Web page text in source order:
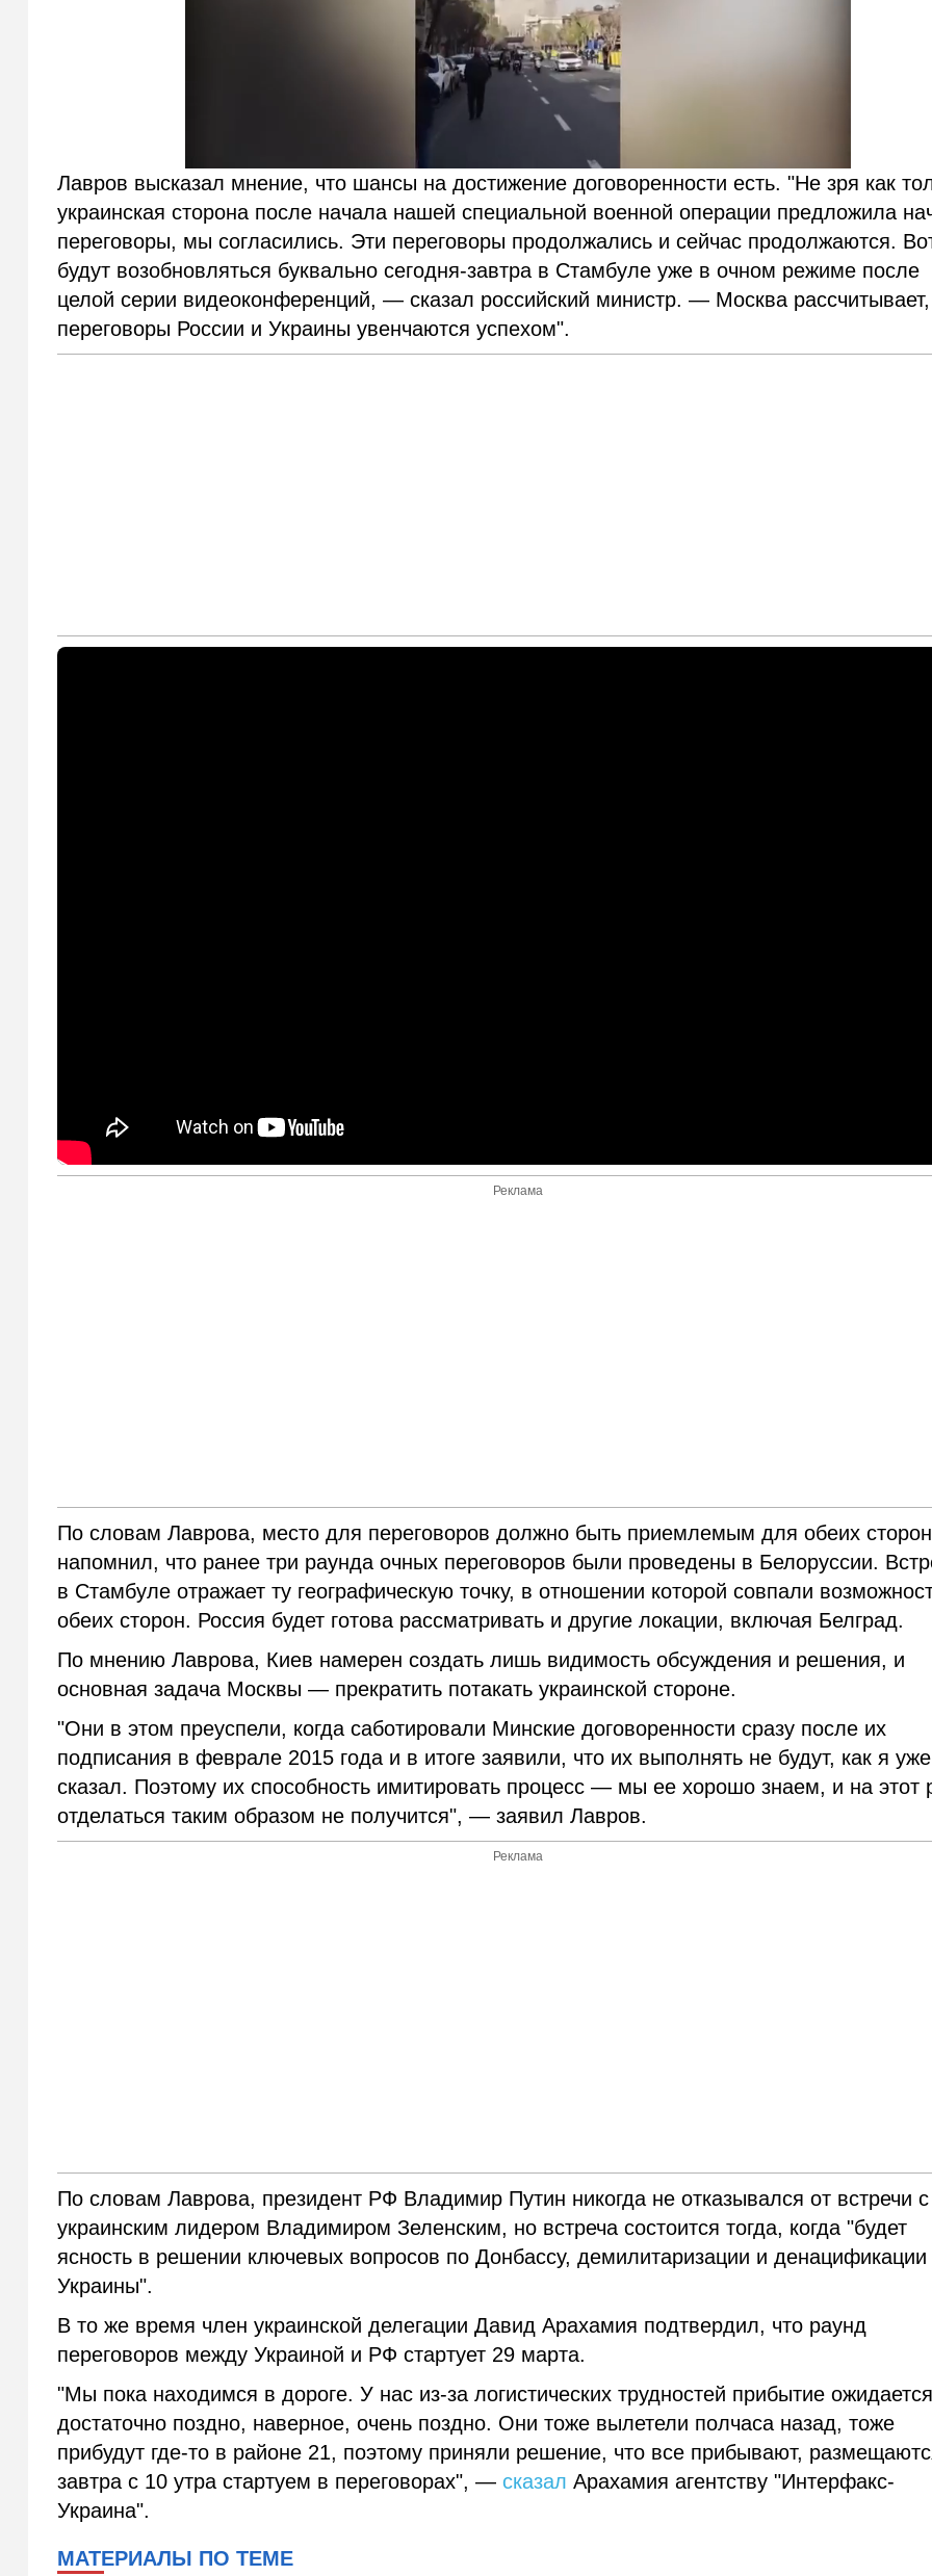
Лавров высказал мнение, что шансы на достижение договоренности есть."Не зря как
украинская сторона после начала нашей специальной военной операции предложила
переговоры, мы согласились. Эти переговоры продолжались и сейчас продолжаются.
будут возобновляться буквально сегодня-завтра в Стамбуле уже в очном режиме после
целой серии видеоконференций, — сказал российский министр. — Москва рассчитывает,
переговоры России и Украины увенчаются успехом".
Реклама
По словам Лаврова, место для переговоров должно быть приемлемым для обеих
напомнил, что ранее три раунда очных переговоров были проведены в Белоруссии.
в Стамбуле отражает ту географическую точку, в отношении которой совпали
обеих сторон. Россия будет готова рассматривать и другие локации, включая Белград.
По мнению Лаврова, Киев намерен создать лишь видимость обсуждения и решения, и
основная задача Москвы — прекратить потакать украинской стороне.
"Они в этом преуспели, когда саботировали Минские договоренности сразу после их
подписания в феврале 2015 года и в итоге заявили, что их выполнять не будут, как я уже
сказал. Поэтому их способность имитировать процесс — мы ее хорошо знаем, и на этот
отделаться таким образом не получится", — заявил Лавров.
Реклама
По словам Лаврова, президент РФ Владимир Путин никогда не отказывался от встречи с
украинским лидером Владимиром Зеленским, но встреча состоится тогда, когда "будет
ясность в решении ключевых вопросов по Донбассу, демилитаризации и денацификации
Украины".
В то же время член украинской делегации Давид Арахамия подтвердил, что раунд
переговоров между Украиной и РФ стартует 29 марта.
"Мы пока находимся в дороге. У нас из-за логистических трудностей прибытие ожидается
достаточно поздно, наверное, очень поздно. Они тоже вылетели полчаса назад, тоже
прибудут где-то в районе 21, поэтому приняли решение, что все прибывают,
завтра с 10 утра стартуем в переговорах", —сказал Арахамия агентству "Интерфакс-
Украина".
МАТЕРИАЛЫ ПО ТЕМЕ